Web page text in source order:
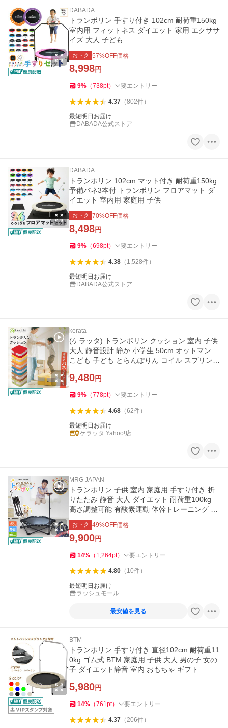
DABADA
トランポリン 手すり付き 102cm 耐荷重150kg
室内用 フィットネス ダイエット 家用 エクササ
イズ 大人 子ども
おトク 57%OFF価格
8,998円
9% （738pt） 要エントリー
4.37（802件）
最短明日お届け
DABADA公式ストア
DABADA
トランポリン 102cm マット付き 耐荷重150kg
予備バネ3本付 トランポリン フロアマット ダ
イエット 室内用 家庭用 子供
おトク 70%OFF価格
8,498円
9% （698pt） 要エントリー
4.38（ 1,528件）
最短明日お届け
DABADA公式ストア
kerata
(ケラッタ) トランポリン クッション 室内 子供
大人 静音設計 静か 小学生 50cm オットマン
こども 子ども とらんぽりん コイル スプリング
9,480円
9% （778pt） 要エントリー
4.68（62件）
最短明日お届け
ケラッタ Yahoo!店
MRG JAPAN
トランポリン 子供 室内 家庭用 手すり付き 折
りたたみ 静音 大人 ダイエット 耐荷重100kg
高さ調整可能 有酸素運動 体幹トレーニング エ
クササイズ コンパクト
おトク 49%OFF価格
9,900円
14% （ 1,264pt） 要エントリー
4.80（ 10件）
最短明日お届け
ラッシュモール
最安値を見る
BTM
トランポリン 手すり付き 直径102cm 耐荷重11
0kg ゴム式 BTM 家庭用 子供 大人 男の子 女の
子 ダイエット静音 室内 おもちゃ ギフト
5,980円
14% （761pt） 要エントリー
4.37（206件）